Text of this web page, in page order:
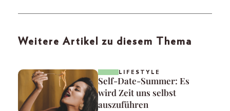
Weitere Artikel zu diesem Thema
LIFESTYLE
Self-Date-Summer: Es
wird Zeit uns selbst
auszuführen